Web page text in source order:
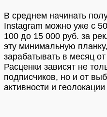
В среднем начинать
Instagram можно уже с
100 до 15 000 руб. за
эту минимальную
зарабатывать в месяц
Расценки зависят не
подписчиков, но и от
активности и